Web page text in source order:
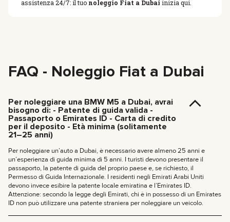
assistenza 24/7: il tuo noleggio Fiat a Dubai inizia qui.
FAQ - Noleggio Fiat a Dubai
Per noleggiare una BMW M5 a Dubai, avrai
bisogno di: - Patente di guida valida -
Passaporto o Emirates ID - Carta di credito
per il deposito - Età minima (solitamente
21–25 anni)
Per noleggiare un’auto a Dubai, è necessario avere almeno 25 anni e
un’esperienza di guida minima di 5 anni. I turisti devono presentare il
passaporto, la patente di guida del proprio paese e, se richiesto, il
Permesso di Guida Internazionale. I residenti negli Emirati Arabi Uniti
devono invece esibire la patente locale emiratina e l’Emirates ID.
Attenzione: secondo la legge degli Emirati, chi è in possesso di un Emirates
ID non può utilizzare una patente straniera per noleggiare un veicolo.